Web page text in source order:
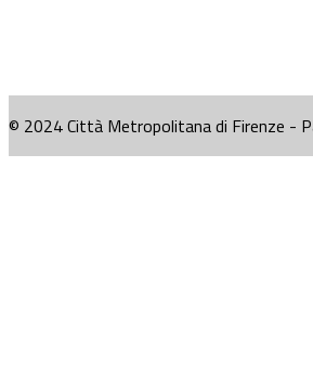
© 2024 Città Metropolitana di Firenze -